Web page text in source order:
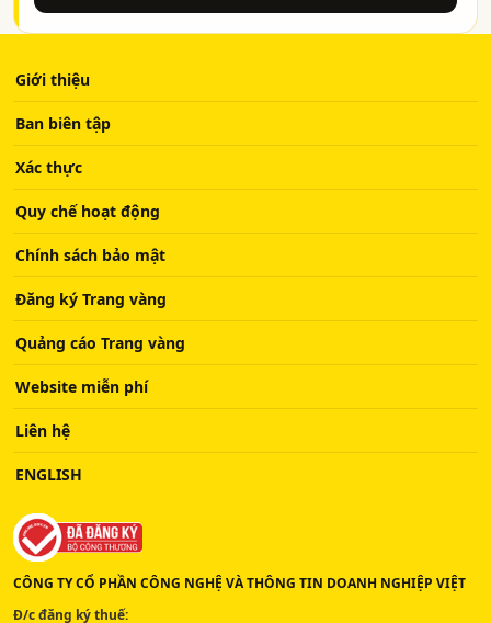
Giới thiệu
Ban biên tập
Xác thực
Quy chế hoạt động
Chính sách bảo mật
Đăng ký Trang vàng
Quảng cáo Trang vàng
Website miễn phí
Liên hệ
ENGLISH
CÔNG TY CỔ PHẦN CÔNG NGHỆ VÀ THÔNG TIN DOANH NGHIỆP VIỆT
Đ/c đăng ký thuế: